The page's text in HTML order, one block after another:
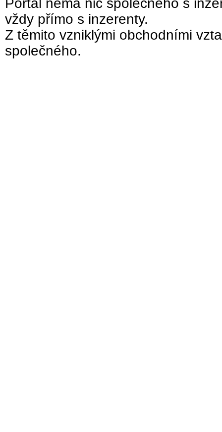
Portál nemá nic společného s
vždy přímo s inzerenty.
Z těmito vzniklými obchodními
společného.